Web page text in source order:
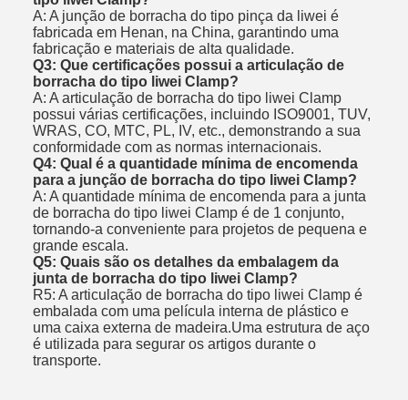
A: A junção de borracha do tipo pinça da liwei é
fabricada em Henan, na China, garantindo uma
fabricação e materiais de alta qualidade.
Q3: Que certificações possui a articulação de
borracha do tipo liwei Clamp?
A: A articulação de borracha do tipo liwei Clamp
possui várias certificações, incluindo ISO9001, TUV,
WRAS, CO, MTC, PL, IV, etc., demonstrando a sua
conformidade com as normas internacionais.
Q4: Qual é a quantidade mínima de encomenda
para a junção de borracha do tipo liwei Clamp?
A: A quantidade mínima de encomenda para a junta
de borracha do tipo liwei Clamp é de 1 conjunto,
tornando-a conveniente para projetos de pequena e
grande escala.
Q5: Quais são os detalhes da embalagem da
junta de borracha do tipo liwei Clamp?
R5: A articulação de borracha do tipo liwei Clamp é
embalada com uma película interna de plástico e
uma caixa externa de madeira.Uma estrutura de aço
é utilizada para segurar os artigos durante o
transporte.